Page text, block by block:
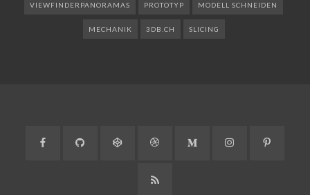
VIEWFINDERPANORAMAS PROTOTYP MODELL SCHNEIDEN
MECHANIK 3DB.CH SLICING
Facebook GitHub CodePen DribbbleMedium Instagram
RSS